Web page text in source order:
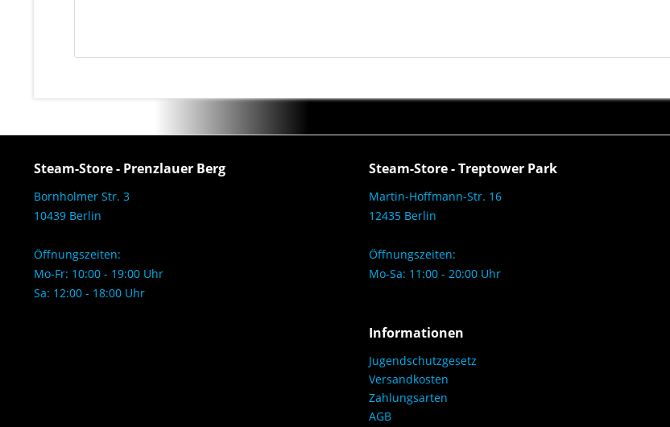
Steam-Store - Prenzlauer Berg
Bornholmer Str. 3
10439 Berlin
Öffnungszeiten:
Mo-Fr: 10:00 - 19:00 Uhr
Sa: 12:00 - 18:00 Uhr
Steam-Store - Treptower Park
Martin-Hoffmann-Str. 16
12435 Berlin
Öffnungszeiten:
Mo-Sa: 11:00 - 20:00 Uhr
Informationen
Jugendschutzgesetz
Versandkosten
Zahlungsarten
AGB